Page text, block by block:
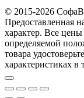
© 2015-2026
Предоставленная
характер. Все
определяемой
товара
характеристиках в